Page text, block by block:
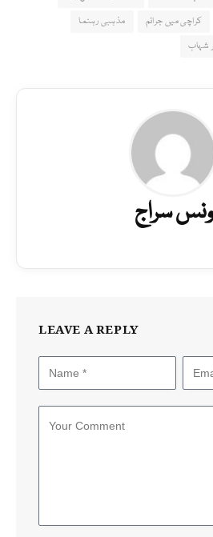
کراچی میں جرائم
مذہبی رہنما
شہاب
سراج
LEAVE A REPLY